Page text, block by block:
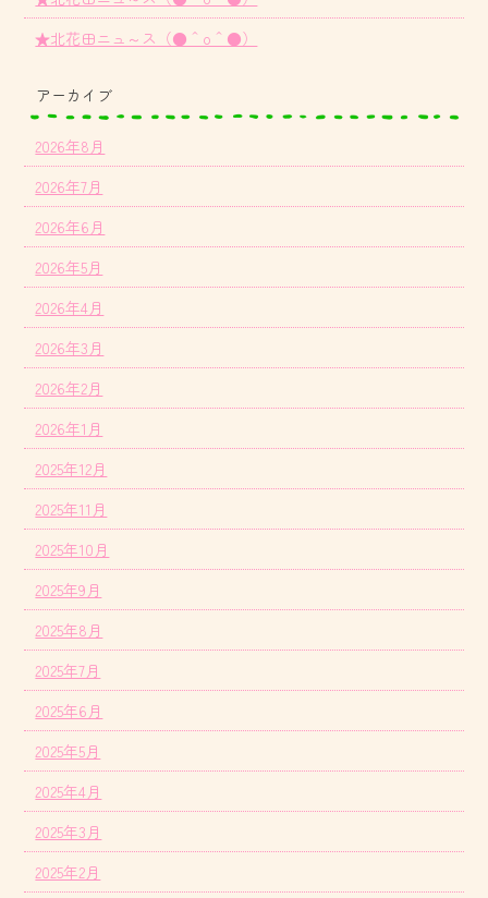
★北花田ニュ～ス（●＾o＾●）
アーカイブ
2026年8月
2026年7月
2026年6月
2026年5月
2026年4月
2026年3月
2026年2月
2026年1月
2025年12月
2025年11月
2025年10月
2025年9月
2025年8月
2025年7月
2025年6月
2025年5月
2025年4月
2025年3月
2025年2月